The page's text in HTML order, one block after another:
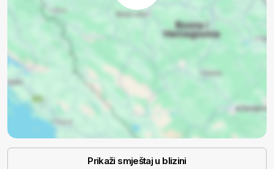
Prikaži smještaj u blizini